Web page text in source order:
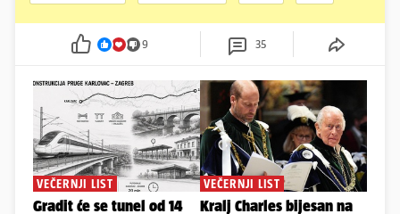
9 35